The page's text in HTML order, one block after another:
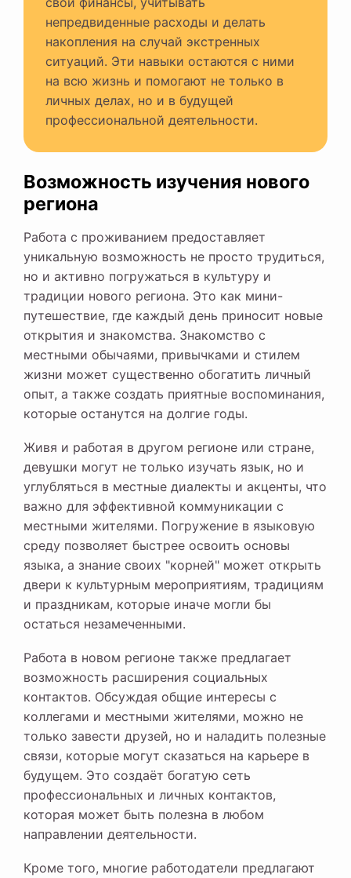
непредвиденные расходы и делать
накопления на случай экстренных
ситуаций. Эти навыки остаются с ними
на всю жизнь и помогают не только в
личных делах, но и в будущей
профессиональной деятельности.
Возможность изучения нового
региона
Работа с проживанием предоставляет
уникальную возможность не просто трудиться,
но и активно погружаться в культуру и
традиции нового региона. Это как мини-
путешествие, где каждый день приносит новые
открытия и знакомства. Знакомство с
местными обычаями, привычками и стилем
жизни может существенно обогатить личный
опыт, а также создать приятные воспоминания,
которые останутся на долгие годы.
Живя и работая в другом регионе или стране,
девушки могут не только изучать язык, но и
углубляться в местные диалекты и акценты, что
важно для эффективной коммуникации с
местными жителями. Погружение в языковую
среду позволяет быстрее освоить основы
языка, а знание своих "корней" может открыть
двери к культурным мероприятиям, традициям
и праздникам, которые иначе могли бы
остаться незамеченными.
Работа в новом регионе также предлагает
возможность расширения социальных
контактов. Обсуждая общие интересы с
коллегами и местными жителями, можно не
только завести друзей, но и наладить полезные
связи, которые могут сказаться на карьере в
будущем. Это создаёт богатую сеть
профессиональных и личных контактов,
которая может быть полезна в любом
направлении деятельности.
Кроме того, многие работодатели предлагают